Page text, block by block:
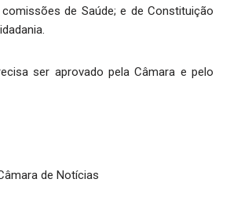
de Saúde; e de Constituição
ser aprovado pela Câmara e pelo
de Notícias